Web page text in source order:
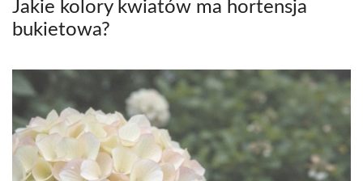
Jakie kolory kwiatów ma hortensja
bukietowa?